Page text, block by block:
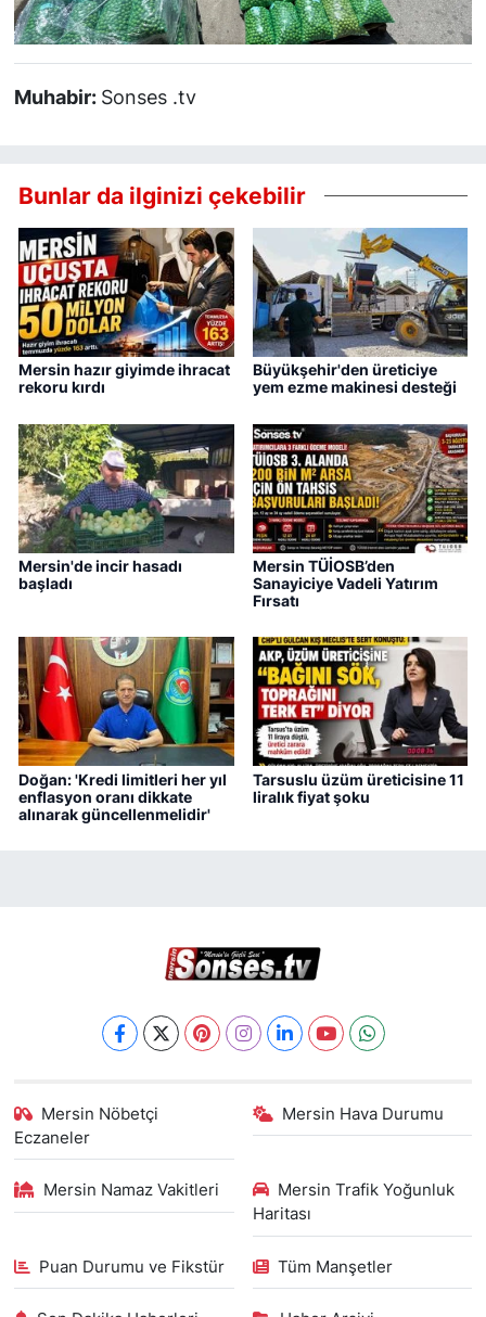
Muhabir: Sonses .tv
Bunlar da ilginizi çekebilir
Mersin hazır giyimde ihracat
rekoru kırdı
Büyükşehir'den üreticiye
yem ezme makinesi desteği
Mersin'de incir hasadı
başladı
Mersin TÜİOSB’den
Sanayiciye Vadeli Yatırım
Fırsatı
Doğan: 'Kredi limitleri her yıl
enflasyon oranı dikkate
alınarak güncellenmelidir'
Tarsuslu üzüm üreticisine 11
liralık fiyat şoku
Mersin Nöbetçi
Eczaneler
Mersin Hava Durumu
Mersin Namaz Vakitleri
Mersin Trafik Yoğunluk
Haritası
Puan Durumu ve Fikstür Tüm Manşetler